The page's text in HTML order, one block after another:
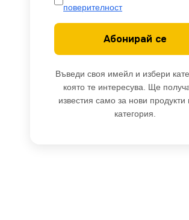
поверителност
Абонирай се
Въведи своя имейл и избери
която те интересува. Ще
известия само за нови продукти
категория.